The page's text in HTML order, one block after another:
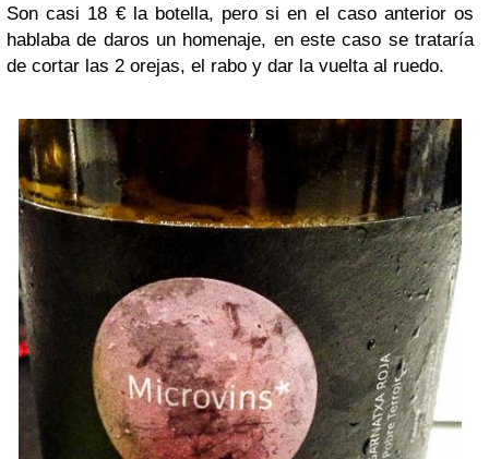
Son casi 18 € la botella, pero si en el caso anterior os
hablaba de daros un homenaje, en este caso se trataría
de cortar las 2 orejas, el rabo y dar la vuelta al ruedo.